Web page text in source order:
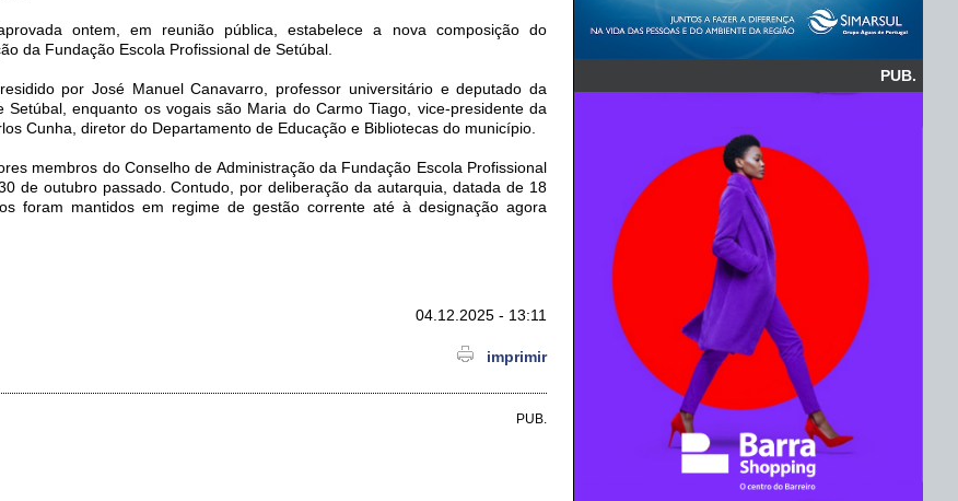
ontem, em reunião pública, estabelece a nova composição do
da Fundação Escola Profissional de Setúbal.
por José Manuel Canavarro, professor universitário e deputado da
Setúbal, enquanto os vogais são Maria do Carmo Tiago, vice-presidente da
Cunha, diretor do Departamento de Educação e Bibliotecas do município.
membros do Conselho de Administração da Fundação Escola Profissional
de outubro passado. Contudo, por deliberação da autarquia, datada de 18
foram mantidos em regime de gestão corrente até à designação agora
04.12.2025 - 13:11
imprimir
PUB.
PUB.